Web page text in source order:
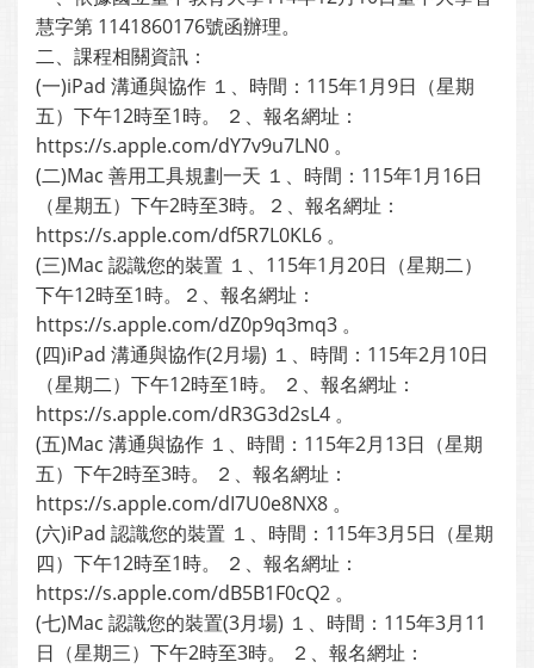
慧字第 1141860176號函辦理。
二、課程相關資訊：
(一)iPad 溝通與協作 １、時間：115年1月9日（星期
五）下午12時至1時。 ２、報名網址：
https://s.apple.com/dY7v9u7LN0 。
(二)Mac 善用工具規劃一天 １、時間：115年1月16日
（星期五）下午2時至3時。２、報名網址：
https://s.apple.com/df5R7L0KL6 。
(三)Mac 認識您的裝置 １、115年1月20日（星期二）
下午12時至1時。２、報名網址：
https://s.apple.com/dZ0p9q3mq3 。
(四)iPad 溝通與協作(2月場) １、時間：115年2月10日
（星期二）下午12時至1時。 ２、報名網址：
https://s.apple.com/dR3G3d2sL4 。
(五)Mac 溝通與協作 １、時間：115年2月13日（星期
五）下午2時至3時。 ２、報名網址：
https://s.apple.com/dI7U0e8NX8 。
(六)iPad 認識您的裝置 １、時間：115年3月5日（星期
四）下午12時至1時。 ２、報名網址：
https://s.apple.com/dB5B1F0cQ2 。
(七)Mac 認識您的裝置(3月場) １、時間：115年3月11
日（星期三）下午2時至3時。 ２、報名網址：